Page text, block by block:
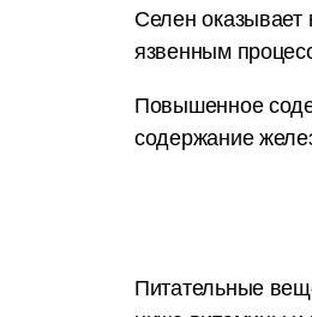
Селен
язвенным
Повышенное
содержание
Питательные